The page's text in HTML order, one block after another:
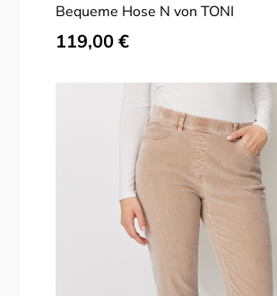
Bequeme Hose N von TONI
Regulärer Preis:
119,00 €